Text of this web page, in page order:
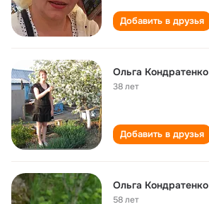
Добавить в друзья
Ольга Кондратенко
38 лет
Добавить в друзья
Ольга Кондратенко
58 лет